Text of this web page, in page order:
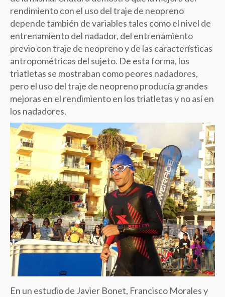
rendimiento con el uso del traje de neopreno
depende también de variables tales como el nivel de
entrenamiento del nadador, del entrenamiento
previo con traje de neopreno y de las características
antropométricas del sujeto. De esta forma, los
triatletas se mostraban como peores nadadores,
pero el uso del traje de neopreno producía grandes
mejoras en el rendimiento en los triatletas y no así en
los nadadores.
En un estudio de Javier Bonet, Francisco Morales y